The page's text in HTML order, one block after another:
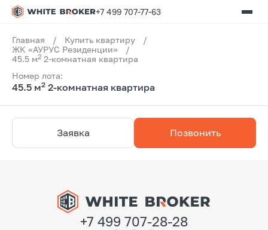
+7 499 707-77-63
Главная / Купить квартиру
/
ЖК «АУРУС Резиденции»
/
45.5 м2 2-комнатная квартира
Номер лота:
45.5 м2 2-комнатная квартира
Заявка Позвонить
+7 499 707-28-28